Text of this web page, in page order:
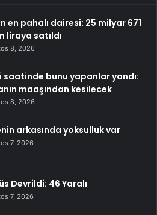
en pahalı dairesi: 25 milyar 671
liraya satıldı
8, 2026
saatinde bunu yapanlar yandı:
maaşından kesilecek
8, 2026
arkasında yoksulluk var
7, 2026
Devrildi: 46 Yaralı
7, 2026